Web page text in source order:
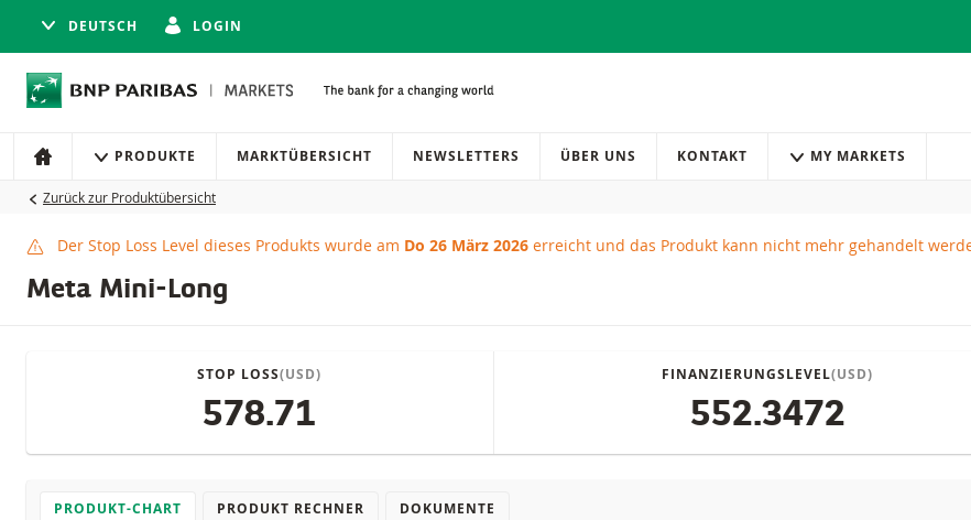
DEUTSCH LOGIN
Navigation
Seitennavigation
HOME PRODUKTE MARKTÜBERSICHT NEWSLETTERS ÜBER UNS KONTAKT MY MARKETS
Zurück zur Produktübersicht
Stop Loss erreicht
Der Stop Loss Level dieses Produkts wurde am Do 26 März 2026 erreicht und das Produkt kann nicht mehr gehandelt
Meta Mini-Long
STOP LOSS(USD)
578.71
FINANZIERUNGSLEVEL(USD)
552.3472
PRODUKT-CHART PRODUKT RECHNER DOKUMENTE